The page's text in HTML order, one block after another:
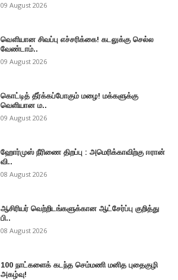
09 August 2026
வௌியான சிவப்பு எச்சரிக்கை! கடலுக்கு செல்ல
வேண்டாம்..
09 August 2026
கொட்டித் தீர்க்கப்போகும் மழை! மக்களுக்கு
வெளியான ம..
09 August 2026
ஹோர்முஸ் நீரிணை திறப்பு : அமெரிக்காவிற்கு ஈரான்
வி..
08 August 2026
ஆசிரியர் வெற்றிடங்களுக்கான ஆட்சேர்ப்பு குறித்து
பி..
08 August 2026
100 நாட்களைக் கடந்த செம்மணி மனித புதைகுழி
அகழ்வு!